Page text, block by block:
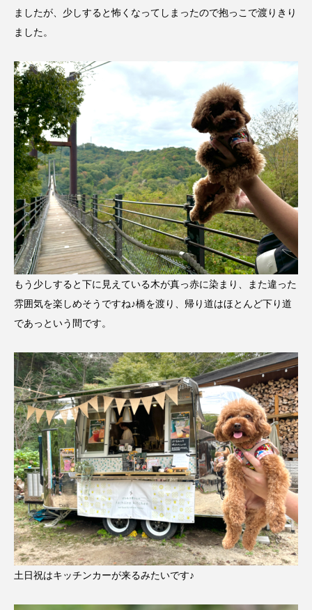
ましたが、少しすると怖くなってしまったので抱っこで渡りきり
ました。
もう少しすると下に見えている木が真っ赤に染まり、また違った
雰囲気を楽しめそうですね♪橋を渡り、帰り道はほとんど下り道
であっという間です。
土日祝はキッチンカーが来るみたいです♪